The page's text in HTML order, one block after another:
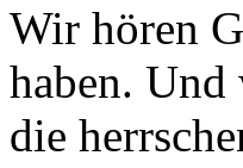
Wir hören
haben.
die